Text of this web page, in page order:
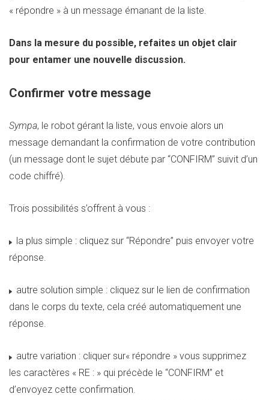
« répondre » à un message émanant de la liste.
Dans la mesure du possible, refaites un objet clair
pour entamer une nouvelle discussion.
Confirmer votre message
Sympa, le robot gérant la liste, vous envoie alors un
message demandant la confirmation de votre contribution
(un message dont le sujet débute par “CONFIRM” suivit d’un
code chiffré).
Trois possibilités s’offrent à vous :
la plus simple : cliquez sur “Répondre” puis envoyer votre
réponse.
autre solution simple : cliquez sur le lien de confirmation
dans le corps du texte, cela créé automatiquement une
réponse.
autre variation : cliquer sur« répondre » vous supprimez
les caractères « RE : » qui précède le “CONFIRM” et
d’envoyez cette confirmation.